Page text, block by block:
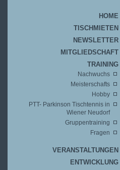
HOME
TISCHMIETEN
NEWSLETTER
MITGLIEDSCHAFT
TRAINING
Nachwuchs
Meisterschafts
Hobby
PTT- Parkinson Tischtennis in
Wiener Neudorf
Gruppentraining
Fragen
VERANSTALTUNGEN
ENTWICKLUNG